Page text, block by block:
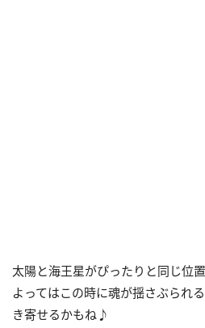
太陽と海王星がぴったりと同じ位
よってはこの時に魂が揺さぶられ
き寄せるかもね♪